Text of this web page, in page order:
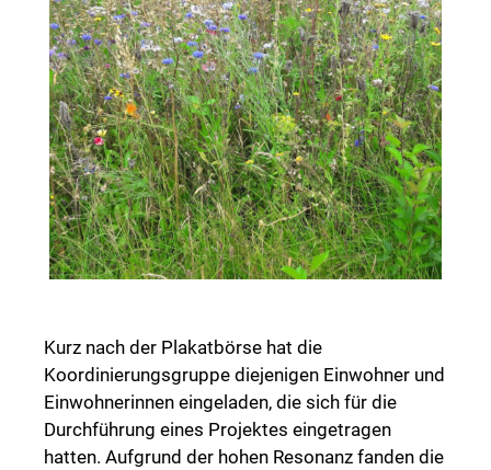
Kurz nach der Plakatbörse hat die
Koordinierungsgruppe diejenigen Einwohner und
Einwohnerinnen eingeladen, die sich für die
Durchführung eines Projektes eingetragen
hatten. Aufgrund der hohen Resonanz fanden die